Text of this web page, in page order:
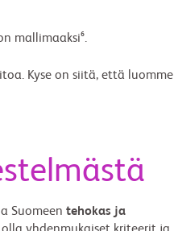
mallimaaksi⁶.
Kyse on siitä, että luomme
Suomeen tehokas ja